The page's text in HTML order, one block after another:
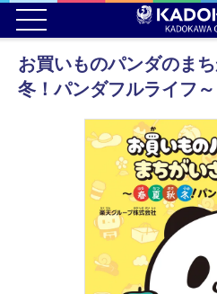
お買いものパンダのま
冬！パンダフルライフ～